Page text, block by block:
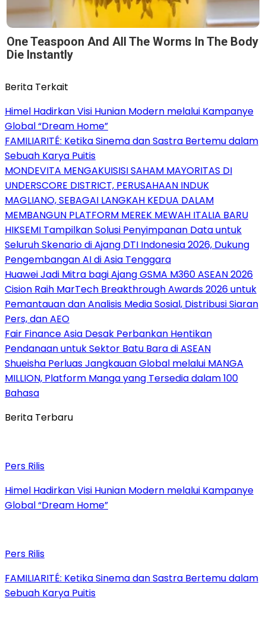
One Teaspoon And All The Worms In The Body
Die Instantly
Berita Terkait
Himel Hadirkan Visi Hunian Modern melalui Kampanye
Global “Dream Home”
FAMILIARITÉ: Ketika Sinema dan Sastra Bertemu dalam
Sebuah Karya Puitis
MONDEVITA MENGAKUISISI SAHAM MAYORITAS DI
UNDERSCORE DISTRICT, PERUSAHAAN INDUK
MAGLIANO, SEBAGAI LANGKAH KEDUA DALAM
MEMBANGUN PLATFORM MEREK MEWAH ITALIA BARU
HIKSEMI Tampilkan Solusi Penyimpanan Data untuk
Seluruh Skenario di Ajang DTI Indonesia 2026, Dukung
Pengembangan AI di Asia Tenggara
Huawei Jadi Mitra bagi Ajang GSMA M360 ASEAN 2026
Cision Raih MarTech Breakthrough Awards 2026 untuk
Pemantauan dan Analisis Media Sosial, Distribusi Siaran
Pers, dan AEO
Fair Finance Asia Desak Perbankan Hentikan
Pendanaan untuk Sektor Batu Bara di ASEAN
Shueisha Perluas Jangkauan Global melalui MANGA
MILLION, Platform Manga yang Tersedia dalam 100
Bahasa
Berita Terbaru
Pers Rilis
Himel Hadirkan Visi Hunian Modern melalui Kampanye
Global “Dream Home”
Pers Rilis
FAMILIARITÉ: Ketika Sinema dan Sastra Bertemu dalam
Sebuah Karya Puitis